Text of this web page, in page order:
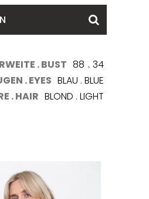
. BUST 88 . 34
. EYES BLAU . BLUE
. HAIR BLOND . LIGHT